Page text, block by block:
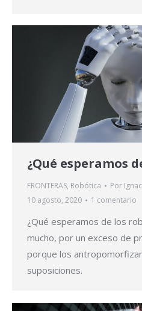
¿Qué esperamos
FRONTERAS, Robótica Por
10 agosto, 2020
1 comentario
¿Qué esperamos de los
mucho, por un exceso de
porque los
suposiciones.